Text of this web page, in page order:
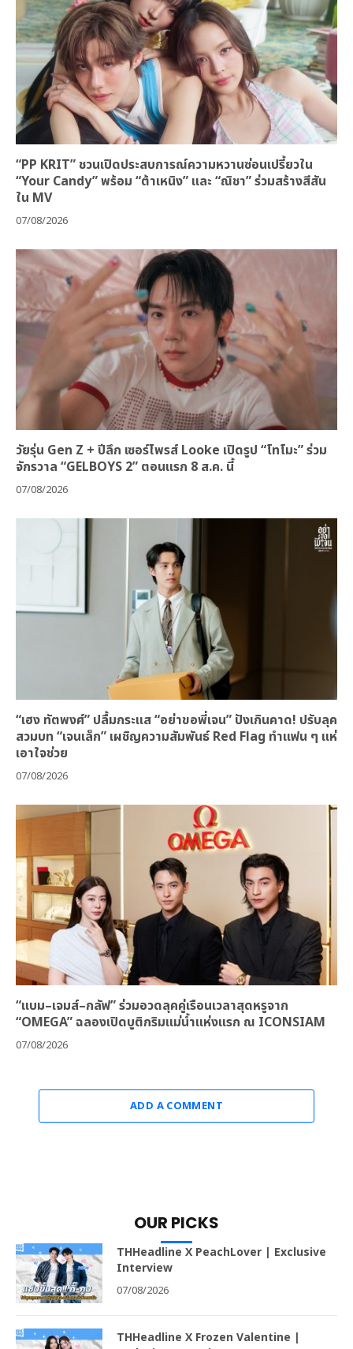
“PP KRIT” ชวนเปิดประสบการณ์ความหวานซ่อนเปรี้ยวใน
“Your Candy” พร้อม “ต้าเหนิง” และ “ณิชา” ร่วมสร้างสีสัน
ใน MV
07/08/2026
วัยรุ่น Gen Z + ปีลึก เซอร์ไพรส์ Looke เปิดรูป “โทโมะ” ร่วม
จักรวาล “GELBOYS 2” ตอนแรก 8 ส.ค. นี้
07/08/2026
“เฮง ทัตพงศ์” ปลื้มกระแส “อย่าขอพี่เจน” ปังเกินคาด! ปรับลุค
สวมบท “เจนเล็ก” เผชิญความสัมพันธ์ Red Flag ทำแฟน ๆ แห่
เอาใจช่วย
07/08/2026
“แบม–เจมส์–กลัฟ” ร่วมอวดลุคคู่เรือนเวลาสุดหรูจาก
“OMEGA” ฉลองเปิดบูติกริมแม่น้ำแห่งแรก ณ ICONSIAM
07/08/2026
ADD A COMMENT
OUR PICKS
THHeadline X PeachLover | Exclusive
Interview
07/08/2026
THHeadline X Frozen Valentine |